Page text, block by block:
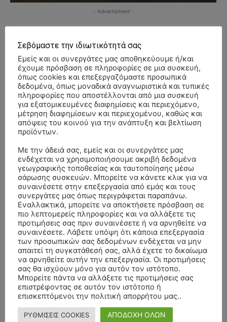
- Advertisment -
ΣΥΛΛΥΠΗΤΗΡΙΑ ΜΗΝΥΜΑΤΑ
Αλέξανδρος ΣέρβοςεπίΚΗΔΕΙΑ – ΣΑΒΒΑΤΟ 25/7/2026 –
ΧΑΡΑΛΑΜΠΟΣ ΚΑΥΚΙΑΣ ΕΤΩΝ 57
ΧΡΙΣΤΙΝΑεπίΚΗΔΕΙΑ – ΤΡΙΤΗ 4/8/2026 – ΧΡΗΣΤΟΣ Α. ΠΑΛΙΟΥΡΑΣ
ΕΤΩΝ 58
Θεόδωρος Νάκοςεπί ΚΗΔΕΙΑ – ΔΕΥΤΕΡΑ 3/8/2026 – ΔΗΜΗΤΡΙΟΣ Σ.
ΤΣΙΛΙΚΗΣ ΕΤΩΝ 79
ΠΑΝΑΓΙΩΤΗΣ IΩΑΚΕΙΜΙΔΗΣεπί ΚΗΔΕΙΑ – ΔΕΥΤΕΡΑ 3/8/2026 –
ΣΠΥΡΙΔΟΥΛΑ Γ. ΣΕΪΤΑΝΙΔΟΥ ΕΤΩΝ 91
Σεβόμαστε την ιδιωτικότητά σας
Εμείς και οι συνεργάτες μας αποθηκεύουμε ή/και
έχουμε πρόσβαση σε πληροφορίες σε μια συσκευή,
όπως cookies και επεξεργαζόμαστε προσωπικά
δεδομένα, όπως μοναδικά αναγνωριστικά και τυπικές
πληροφορίες που αποστέλλονται από μια συσκευή
για εξατομικευμένες διαφημίσεις και περιεχόμενο,
μέτρηση διαφημίσεων και περιεχομένου, καθώς και
απόψεις του κοινού για την ανάπτυξη και βελτίωση
προϊόντων.
Με την άδειά σας, εμείς και οι συνεργάτες μας
ενδέχεται να χρησιμοποιήσουμε ακριβή δεδομένα
γεωγραφικής τοποθεσίας και ταυτοποίησης μέσω
σάρωσης συσκευών. Μπορείτε να κάνετε κλικ για να
συναινέσετε στην επεξεργασία από εμάς και τους
συνεργάτες μας όπως περιγράφεται παραπάνω.
Εναλλακτικά, μπορείτε να αποκτήσετε πρόσβαση σε
πιο λεπτομερείς πληροφορίες και να αλλάξετε τις
προτιμήσεις σας πριν συναινέσετε ή να αρνηθείτε να
συναινέσετε. Λάβετε υπόψη ότι κάποια επεξεργασία
των προσωπικών σας δεδομένων ενδέχεται να μην
απαιτεί τη συγκατάθεσή σας, αλλά έχετε το δικαίωμα
να αρνηθείτε αυτήν την επεξεργασία. Οι προτιμήσεις
σας θα ισχύουν μόνο για αυτόν τον ιστότοπο.
Μπορείτε πάντα να αλλάξετε τις προτιμήσεις σας
επιστρέφοντας σε αυτόν τον ιστότοπο ή
επισκεπτόμενοι την πολιτική απορρήτου μας..
ΡΥΘΜΙΣΕΙΣ COOKIES ΑΠΟΔΟΧΗ ΟΛΩΝ